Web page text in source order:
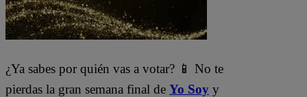
¿Ya sabes por quién vas a votar? 📱 No te
pierdas la gran semana final de Yo Soy y